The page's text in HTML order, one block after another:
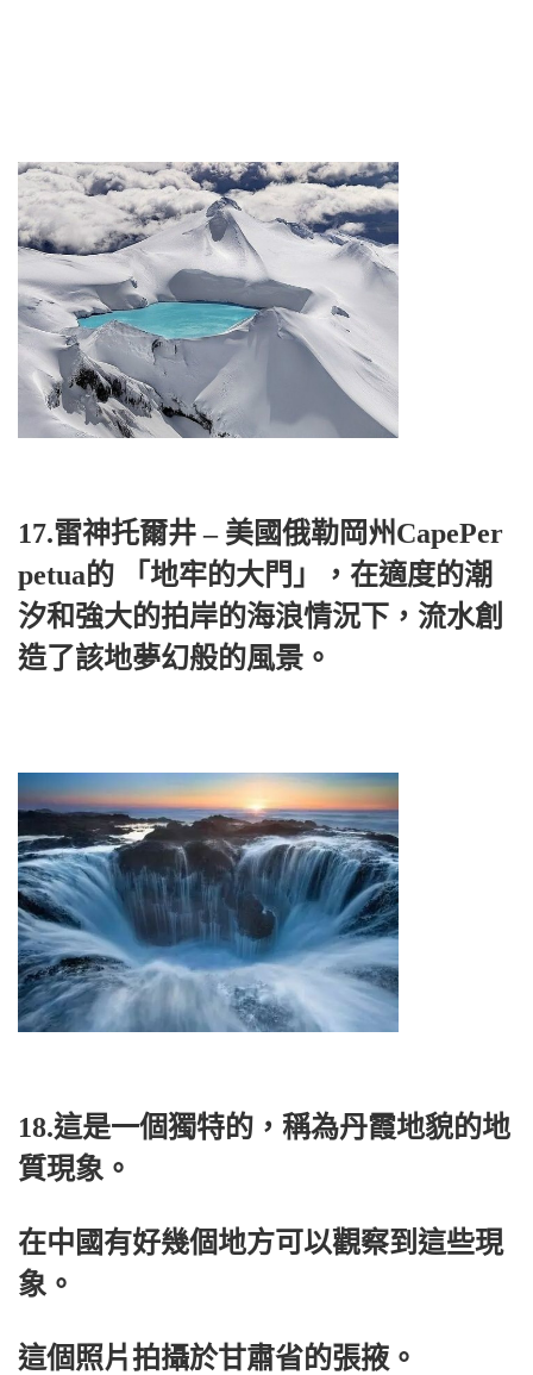
17.雷神托爾井 – 美國俄勒岡州CapePer
petua的 「地牢的大門」，在適度的潮
汐和強大的拍岸的海浪情況下，流水創
造了該地夢幻般的風景。
18.這是一個獨特的，稱為丹霞地貌的地
質現象。
在中國有好幾個地方可以觀察到這些現
象。
這個照片拍攝於甘肅省的張掖。